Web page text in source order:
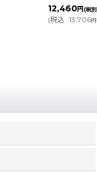
12,460円(税
(税込: 13,706円